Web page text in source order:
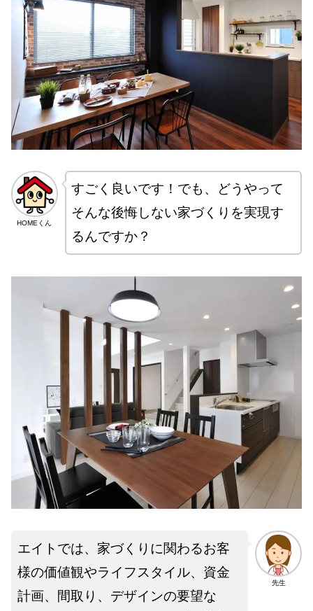
HOMEくん
すごく良いです！でも、どうやって
そんな後悔しない家づくりを実現す
るんですか？
先生
エイトでは、家づくりに関わるお客
様の価値観やライフスタイル、資金
計画、間取り、デザインの要望な